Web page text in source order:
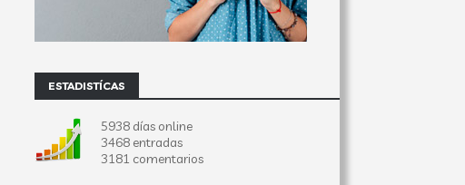
ESTADISTÍCAS
5938 días online
3468 entradas
3181 comentarios